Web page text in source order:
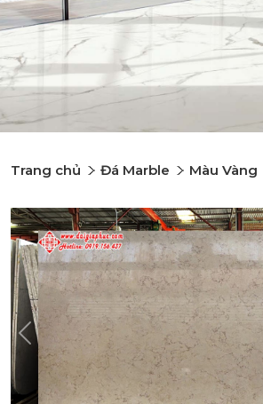
Trang chủ Đá Marble Màu Vàng
Previous